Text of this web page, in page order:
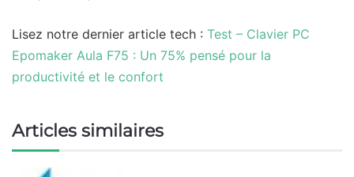
Lisez notre dernier article tech : Test – Clavier PC
Epomaker Aula F75 : Un 75% pensé pour la
productivité et le confort
Articles similaires